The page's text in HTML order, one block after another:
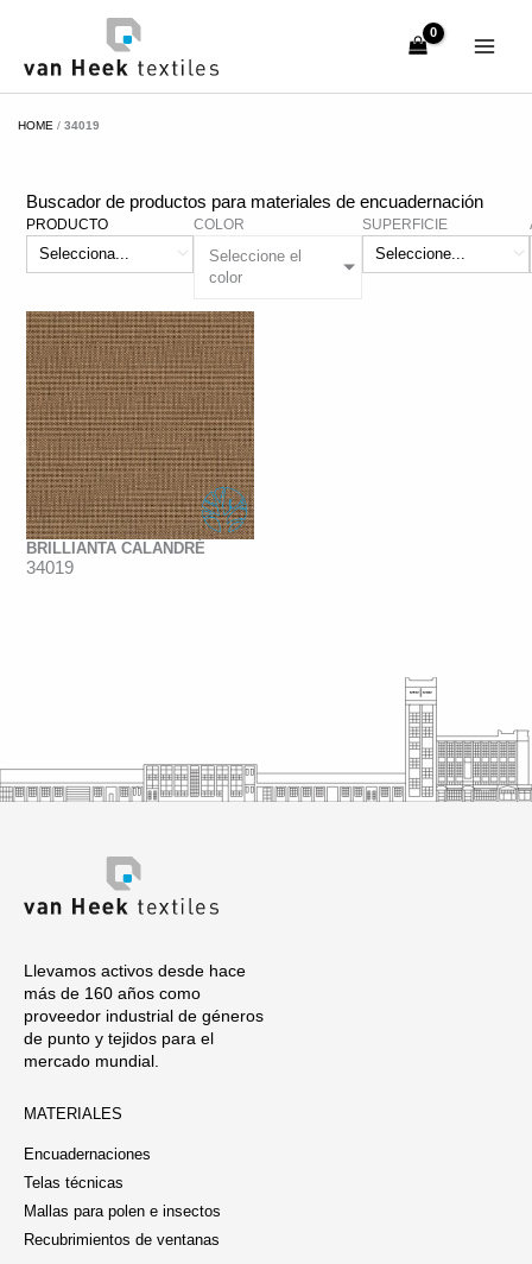
contenido
HOME / 34019
Buscador de productos para materiales de encuadernación
PRODUCTO COLOR
Seleccione el
color
SUPERFICIE
BRILLIANTA CALANDRÉ
34019
Llevamos activos desde hace
más de 160 años como
proveedor industrial de géneros
de punto y tejidos para el
mercado mundial.
MATERIALES
Encuadernaciones
Telas técnicas
Mallas para polen e insectos
Recubrimientos de ventanas